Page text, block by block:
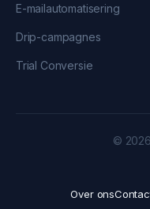
E-mailautomatisering
Drip-campagnes
Trial Conversie
©
Over ons